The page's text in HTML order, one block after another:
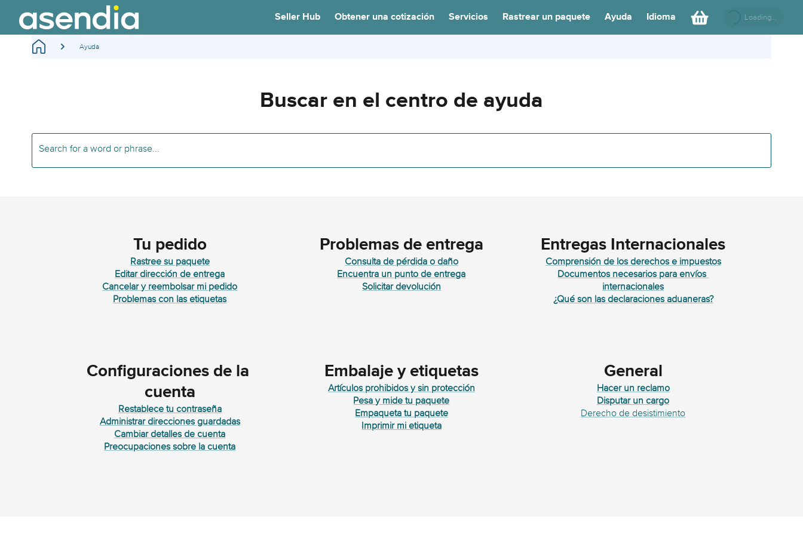
Seller Hub Obtener una cotización Servicios Rastrear un paquete Ayuda Idioma Loading...
Ayuda
Buscar en el centro de ayuda
Search for a word or phrase...
Tu pedido
Rastree su paquete
Editar dirección de entrega
Cancelar y reembolsar mi pedido
Problemas con las etiquetas
Problemas de entrega
Consulta de pérdida o daño
Encuentra un punto de entrega
Solicitar devolución
Entregas Internacionales
Comprensión de los derechos e impuestos
Documentos necesarios para envíos
internacionales
¿Qué son las declaraciones aduaneras?
Configuraciones de la
cuenta
Restablece tu contraseña
Administrar direcciones guardadas
Cambiar detalles de cuenta
Preocupaciones sobre la cuenta
Embalaje y etiquetas
Artículos prohibidos y sin protección
Pesa y mide tu paquete
Empaqueta tu paquete
Imprimir mi etiqueta
General
Hacer un reclamo
Disputar un cargo
Derecho de desistimiento